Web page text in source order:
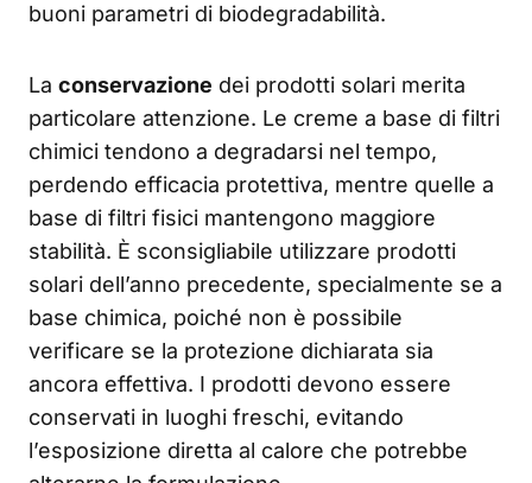
buoni parametri di biodegradabilità.
La conservazione dei prodotti solari merita
particolare attenzione. Le creme a base di filtri
chimici tendono a degradarsi nel tempo,
perdendo efficacia protettiva, mentre quelle a
base di filtri fisici mantengono maggiore
stabilità. È sconsigliabile utilizzare prodotti
solari dell’anno precedente, specialmente se a
base chimica, poiché non è possibile
verificare se la protezione dichiarata sia
ancora effettiva. I prodotti devono essere
conservati in luoghi freschi, evitando
l’esposizione diretta al calore che potrebbe